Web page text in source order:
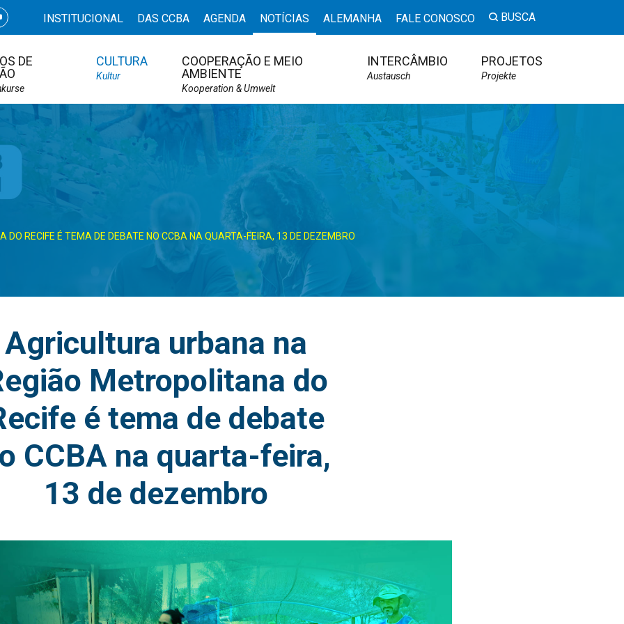
INSTITUCIONAL DAS CCBA AGENDA NOTÍCIAS ALEMANHA FALE CONOSCO BUSCA
DE
CULTURA
Kultur
COOPERAÇÃO E MEIO
AMBIENTE
Kooperation & Umwelt
INTERCÂMBIO
Austausch
PROJETOS
Projekte
RECIFE É TEMA DE DEBATE NO CCBA NA QUARTA-FEIRA, 13 DE DEZEMBRO
Agricultura urbana na
Metropolitana do
é tema de debate
CCBA na quarta-feira,
13 de dezembro